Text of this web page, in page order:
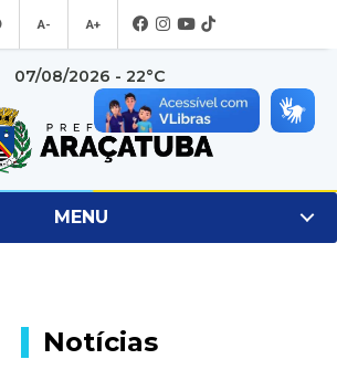
A- A+
07/08/2026 - 22°C
MENU
Notícias